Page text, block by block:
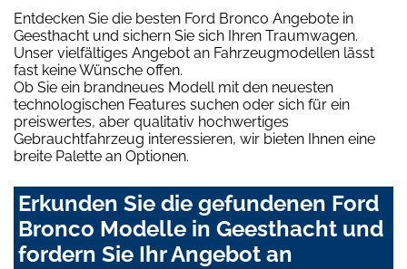
Entdecken Sie die besten Ford Bronco Angebote in
Geesthacht und sichern Sie sich Ihren Traumwagen.
Unser vielfältiges Angebot an Fahrzeugmodellen lässt
fast keine Wünsche offen.
Ob Sie ein brandneues Modell mit den neuesten
technologischen Features suchen oder sich für ein
preiswertes, aber qualitativ hochwertiges
Gebrauchtfahrzeug interessieren, wir bieten Ihnen eine
breite Palette an Optionen.
Erkunden Sie die gefundenen Ford
Bronco Modelle in Geesthacht und
fordern Sie Ihr Angebot an